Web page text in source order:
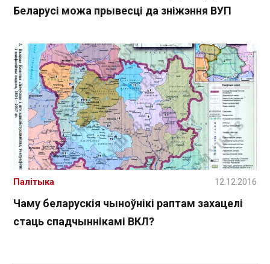
Беларусі можа прывесці да зніжэння ВУП
Чаму беларускія чыноўнікі раптам захацелі
стаць спадчыннікамі ВКЛ?
Палітыка 12.12.2016